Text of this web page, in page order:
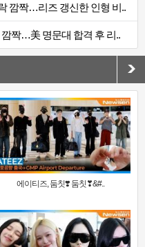
깜짝…리즈 갱신한 인형 비..
짝…美 명문대 합격 후 리..
에이티즈, 둠칫❣️ 둠칫❣&#..